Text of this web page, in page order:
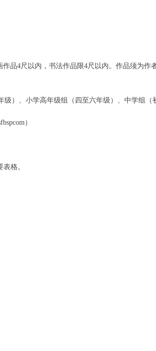
品4尺以内，书法作品限4尺以内。作品须为作
）、小学高年级组（四至六年级）、中学组（
）
格。